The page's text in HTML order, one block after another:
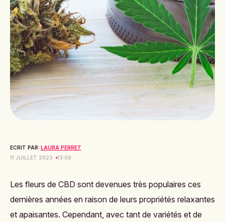
ECRIT PAR: LAURA PERRET
11 JUILLET 2023
13:08
Les fleurs de CBD sont devenues très populaires ces
dernières années en raison de leurs propriétés relaxantes
et apaisantes. Cependant, avec tant de variétés et de